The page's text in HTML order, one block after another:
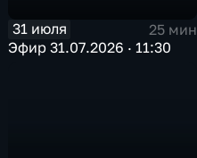
31 июля
25 мин
Эфир 31.07.2026 · 11:30